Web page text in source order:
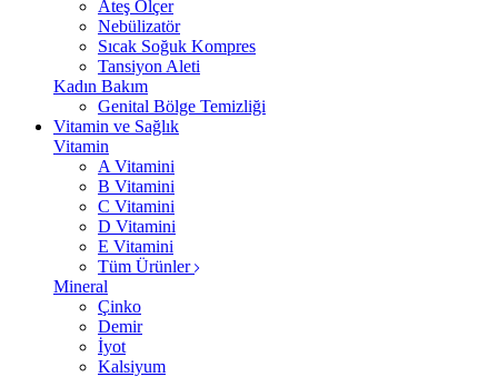
Ateş Ölçer
Nebülizatör
Sıcak Soğuk Kompres
Tansiyon Aleti
Kadın Bakım
Genital Bölge Temizliği
Vitamin ve Sağlık
Vitamin
A Vitamini
B Vitamini
C Vitamini
D Vitamini
E Vitamini
Tüm Ürünler
Mineral
Çinko
Demir
İyot
Kalsiyum